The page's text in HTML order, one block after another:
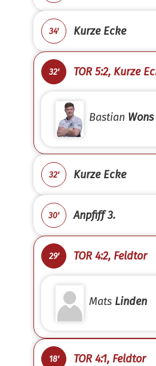
34' Kurze Ecke
32' TOR 5:2, Kurze
Bastian Wons
32' Kurze Ecke
30' Anpfiff 3.
29' TOR 4:2, Feldtor
Mats Linden
18' TOR 4:1, Feldtor